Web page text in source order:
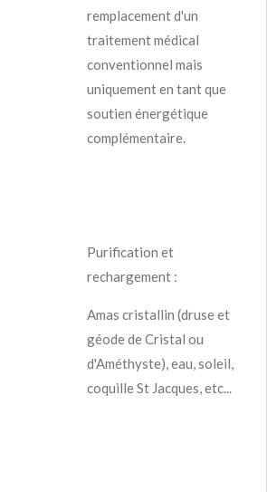
remplacement d'un
traitement médical
conventionnel mais
uniquement en tant que
soutien énergétique
complémentaire.
Purification et
rechargement :
Amas cristallin (druse et
géode de Cristal ou
d'Améthyste), eau, soleil,
coquille St Jacques, etc...